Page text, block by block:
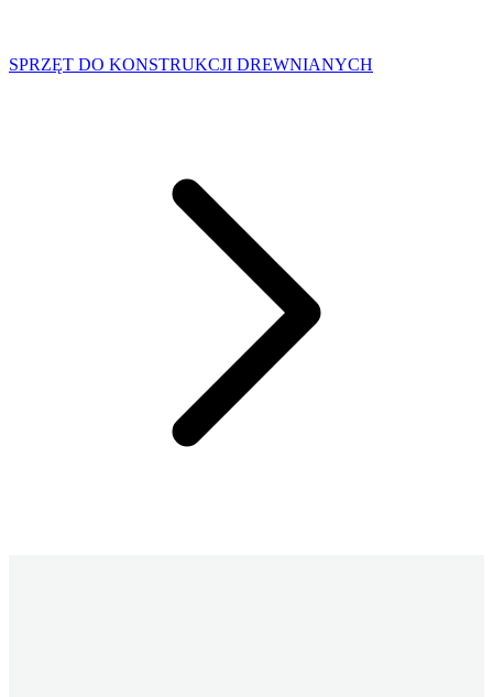
SPRZĘT DO KONSTRUKCJI DREWNIANYCH